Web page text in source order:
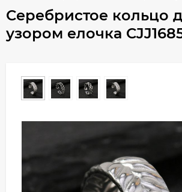
Серебристое кольцо
узором елочка